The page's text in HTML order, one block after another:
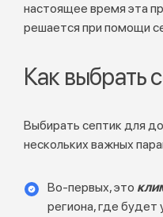
настоящее время эта
решается при помощи
Как выбрать
Выбирать септик для
нескольких важных
Во-первых, это
региона, где будет